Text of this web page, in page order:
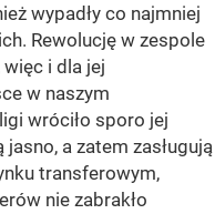
wypadły co najmniej
Rewolucję w zespole
więc i dla jej
w naszym
wróciło sporo jej
a zatem zasługują
transferowym,
nie zabrakło